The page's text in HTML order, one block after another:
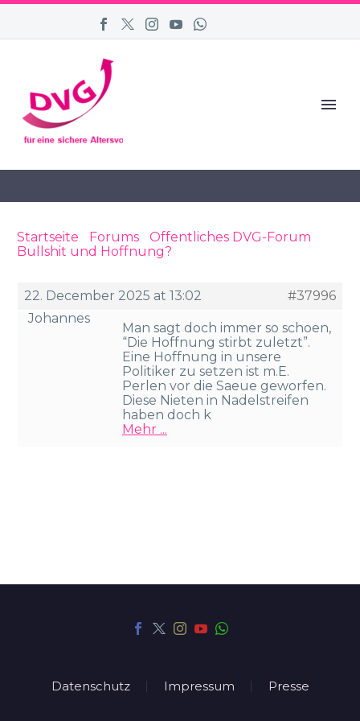
Startseite Forums Öffentliches DVG-Forum
Bullshit und Hoffnung?
22. December 2025 at 13:02
#37996
Johannes
Man sagt doch immer so schoen,
“Die Hoffnung stirbt zuletzt”.
Eine Hoffnung in unsere
Politiker zu setzen ist m.E.
Perlen vor die Saeue geworfen.
Diese Nieten in Nadelstreifen
haben doch k
Mehr ...
Datenschutz Impressum Presse